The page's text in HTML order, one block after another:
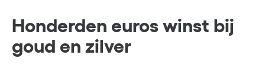
Honderden euros winst bij
goud en zilver